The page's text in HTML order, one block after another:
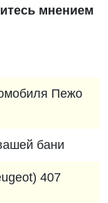
мнением
Пежо
бани
407